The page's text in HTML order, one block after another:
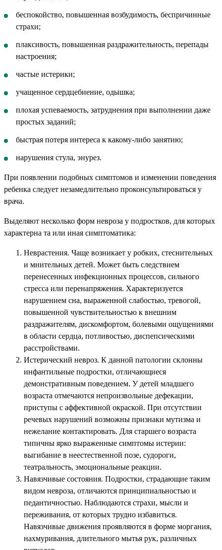
беспокойство, повышенная возбудимость, беспричинные
страхи;
плаксивость, повышенная раздражительность, перепады
настроения;
частые истерики;
учащенное сердцебиение, одышка;
плохая успеваемость, затруднения при выполнении даже
простых заданий;
быстрая потеря интереса к какому-либо занятию;
нарушения стула, энурез.
При появлении подобных симптомов и изменении поведения
ребенка следует незамедлительно проконсультироваться у
врача.
Выделяют несколько форм невроза у подростков, для которых
характерна та или иная симптоматика:
Неврастения. Чаще возникает у робких, стеснительных
и мнительных детей. Может быть следствием
перенесенных инфекционных процессов, сильного
стресса или перенапряжения. Характеризуется
нарушением сна, выраженной слабостью, тревогой,
повышенной чувствительностью к внешним
раздражителям, дискомфортом, болевыми ощущениями
в области сердца, потливостью, диспепсическими
расстройствами.
Истерический невроз. К данной патологии склонны
инфантильные подростки, отличающиеся
демонстративным поведением. У детей младшего
возраста отмечаются непроизвольные дефекации,
приступы с аффективной окраской. При отсутствии
речевых нарушений возможны признаки мутизма и
нежелание контактировать. Для старшего возраста
типичны ярко выраженные симптомы истерии:
выгибание в неестественной позе, судороги,
театральность, эмоциональные реакции.
Навязчивые состояния. Подростки, страдающие таким
видом невроза, отличаются принципиальностью и
педантичностью. Наблюдаются страхи, мысли и
переживания, от которых трудно избавиться.
Навязчивые движения проявляются в форме моргания,
нахмуривания, длительного мытья рук, различных